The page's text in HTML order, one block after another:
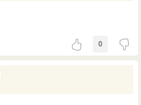
0